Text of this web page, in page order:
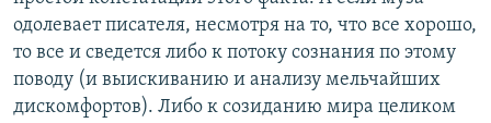
одолевает писателя, несмотря на то, что все хорошо,
то все и сведется либо к потоку сознания по этому
поводу (и выискиванию и анализу мельчайших
дискомфортов). Либо к созиданию мира целиком